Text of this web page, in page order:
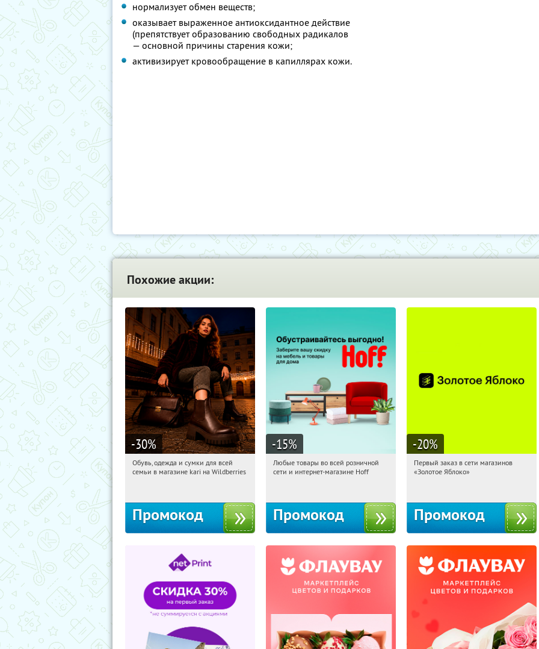
нормализует обмен веществ;
оказывает выраженное антиоксидантное действие
(препятствует образованию свободных радикалов
— основной причины старения кожи;
активизирует кровообращение в капиллярах кожи.
Похожие акции:
-30%
15:13:33
Получи первым!
Обувь, одежда и сумки для всей
семьи в магазине kari на Wildberries
Промокод
-15%
15:13:33 Получили:
Любые товары во всей розничной
сети и интернет-магазине Hoff
Промокод
-20%
15:13:33
Получи первым!
Первый заказ в сети магазинов
«Золотое Яблоко»
Промокод